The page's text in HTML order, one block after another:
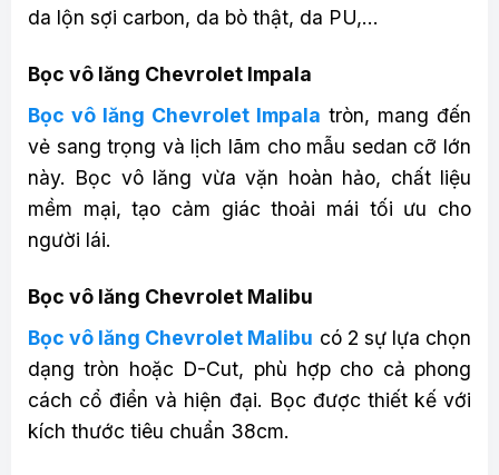
da lộn sợi carbon, da bò thật, da PU,…
Bọc vô lăng Chevrolet Impala
Bọc vô lăng Chevrolet Impala tròn, mang đến
vẻ sang trọng và lịch lãm cho mẫu sedan cỡ lớn
này. Bọc vô lăng vừa vặn hoàn hảo, chất liệu
mềm mại, tạo cảm giác thoải mái tối ưu cho
người lái.
Bọc vô lăng Chevrolet Malibu
Bọc vô lăng Chevrolet Malibu có 2 sự lựa chọn
dạng tròn hoặc D-Cut, phù hợp cho cả phong
cách cổ điển và hiện đại. Bọc được thiết kế với
kích thước tiêu chuẩn 38cm.